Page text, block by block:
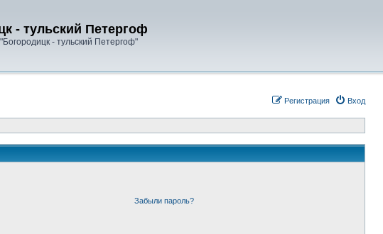
- тульский Петергоф
- тульский Петергоф"
Вход
Регистрация
Забыли пароль?